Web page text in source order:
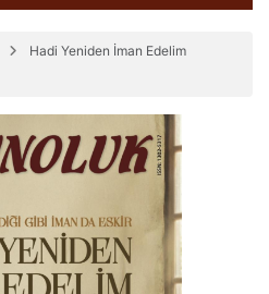
Hadi Yeniden İman Edelim